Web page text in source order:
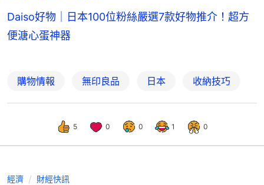
Daiso好物｜日本100位粉絲嚴選7款好物推介！超方
便溏心蛋神器
購物情報 無印良品 日本 收納技巧
5 0 0 1 0
經濟 財經快訊